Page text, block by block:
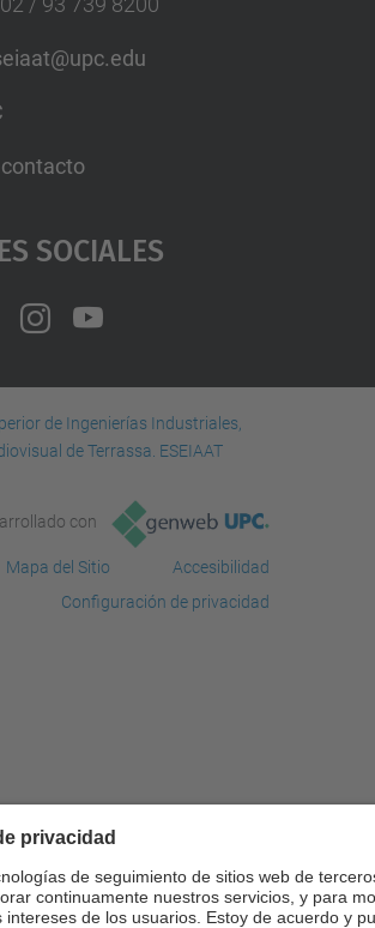
Sociales
de Ingenierías Industriales,
de Terrassa. ESEIAAT
con
Mapa del Sitio
Accesibilidad
Configuración de privacidad